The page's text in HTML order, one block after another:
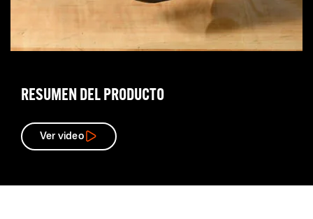
RESUMEN DEL PRODUCTO
Ver video